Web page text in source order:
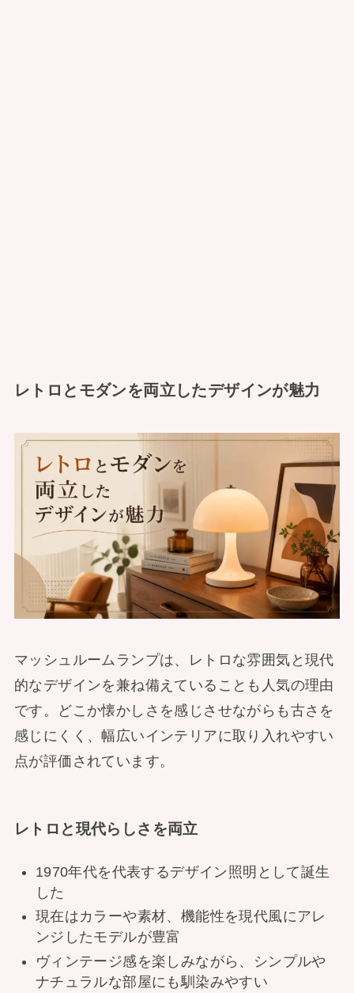
レトロとモダンを両立したデザインが魅力
マッシュルームランプは、レトロな雰囲気と現代
的なデザインを兼ね備えていることも人気の理由
です。どこか懐かしさを感じさせながらも古さを
感じにくく、幅広いインテリアに取り入れやすい
点が評価されています。
レトロと現代らしさを両立
1970年代を代表するデザイン照明として誕生
した
現在はカラーや素材、機能性を現代風にアレ
ンジしたモデルが豊富
ヴィンテージ感を楽しみながら、シンプルや
ナチュラルな部屋にも馴染みやすい